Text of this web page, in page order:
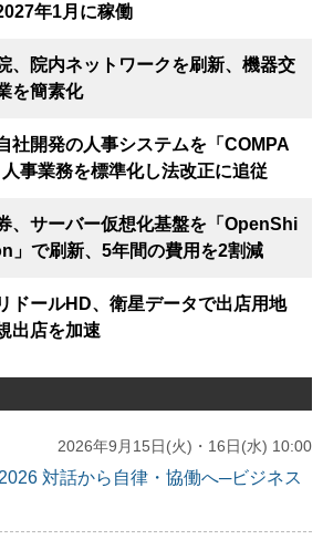
年1月に稼働
、院内ネットワークを刷新、機器交
を簡素化
社開発の人事システムを「COMPA
事業務を標準化し法改正に追従
、サーバー仮想化基盤を「OpenShi
」で刷新、5年間の費用を2割減
ドールHD、衛星データで出店用地
出店を加速
2026年9月15日(火)・16日(水) 10:00
対話から自律・協働へ─ビジネス